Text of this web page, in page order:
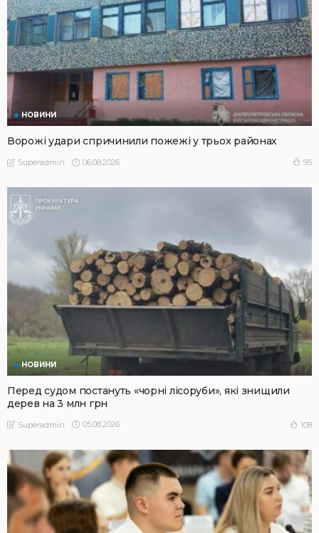
НОВИНИ
Ворожі удари спричинили пожежі у трьох районах
Superadmin 06.08.2026 95
НОВИНИ
Перед судом постануть «чорні лісоруби», які знищили
дерев на 3 млн грн
Superadmin 05.08.2026 108